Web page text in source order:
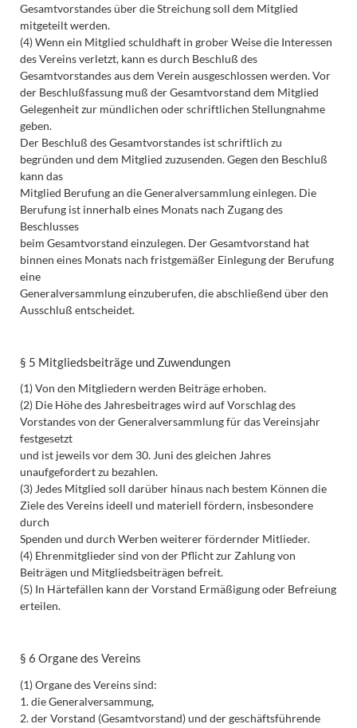
Gesamtvorstandes über die Streichung soll dem Mitglied
mitgeteilt werden.
(4) Wenn ein Mitglied schuldhaft in grober Weise die Interessen
des Vereins verletzt, kann es durch Beschluß des
Gesamtvorstandes aus dem Verein ausgeschlossen werden. Vor
der Beschlußfassung muß der Gesamtvorstand dem Mitglied
Gelegenheit zur mündlichen oder schriftlichen Stellungnahme
geben.
Der Beschluß des Gesamtvorstandes ist schriftlich zu
begründen und dem Mitglied zuzusenden. Gegen den Beschluß
kann das
Mitglied Berufung an die Generalversammlung einlegen. Die
Berufung ist innerhalb eines Monats nach Zugang des
Beschlusses
beim Gesamtvorstand einzulegen. Der Gesamtvorstand hat
binnen eines Monats nach fristgemäßer Einlegung der Berufung
eine
Generalversammlung einzuberufen, die abschließend über den
Ausschluß entscheidet.
§ 5 Mitgliedsbeiträge und Zuwendungen
(1) Von den Mitgliedern werden Beiträge erhoben.
(2) Die Höhe des Jahresbeitrages wird auf Vorschlag des
Vorstandes von der Generalversammlung für das Vereinsjahr
festgesetzt
und ist jeweils vor dem 30. Juni des gleichen Jahres
unaufgefordert zu bezahlen.
(3) Jedes Mitglied soll darüber hinaus nach bestem Können die
Ziele des Vereins ideell und materiell fördern, insbesondere
durch
Spenden und durch Werben weiterer fördernder Mitlieder.
(4) Ehrenmitglieder sind von der Pflicht zur Zahlung von
Beiträgen und Mitgliedsbeiträgen befreit.
(5) In Härtefällen kann der Vorstand Ermäßigung oder Befreiung
erteilen.
§ 6 Organe des Vereins
(1) Organe des Vereins sind:
1. die Generalversammung,
2. der Vorstand (Gesamtvorstand) und der geschäftsführende